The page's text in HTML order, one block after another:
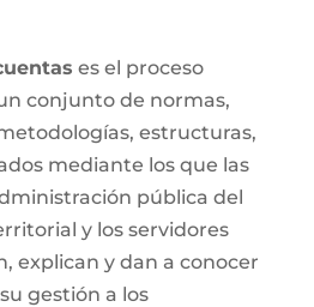
es el proceso
conjunto de normas,
estructuras,
mediante los que las
pública del
y los servidores
explican y dan a conocer
gestión a los